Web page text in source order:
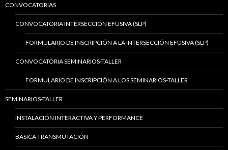
CONVOCATORIAS
CONVOCATORIA INTERSECCIÓN EFUSIVA (SLP)
FORMULARIO DE INSCRIPCIÓN A LA INTERSECCIÓN EFUSIVA (SLP)
CONVOCATORIA SEMINARIOS-TALLER
FORMULARIO DE INSCRIPCIÓN A LOS SEMINARIOS-TALLER
SEMINARIOS-TALLER
INSTALACIÓN INTERACTIVA Y PERFORMANCE
BÁSICA TRANSMUTACIÓN